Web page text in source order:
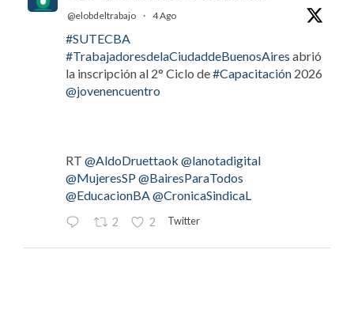
@elobdeltrabajo · 4 Ago
#SUTECBA
#TrabajadoresdelaCiudaddeBuenosAires abrió
la inscripción al 2° Ciclo de#Capacitación 2026
@jovenencuentro
RT @AldoDruettaok @lanotadigital
@MujeresSP@BairesParaTodos
@EducacionBA@CronicaSindicaL
2 2 Twitter